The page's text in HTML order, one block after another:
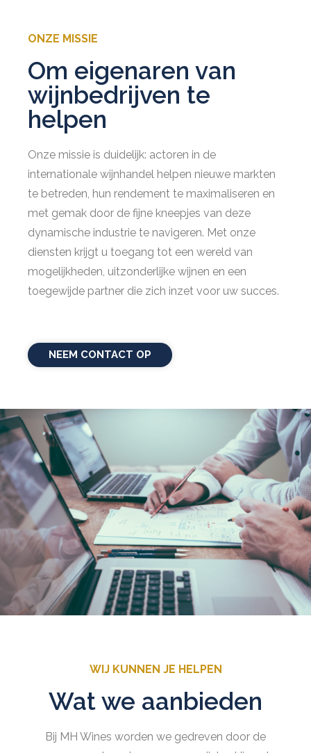
ONZE MISSIE
Om eigenaren van
wijnbedrijven te
helpen
Onze missie is duidelijk: actoren in de
internationale wijnhandel helpen nieuwe markten
te betreden, hun rendement te maximaliseren en
met gemak door de fijne kneepjes van deze
dynamische industrie te navigeren. Met onze
diensten krijgt u toegang tot een wereld van
mogelijkheden, uitzonderlijke wijnen en een
toegewijde partner die zich inzet voor uw succes.
NEEM CONTACT OP
WIJ KUNNEN JE HELPEN
Wat we aanbieden
Bij MH Wines worden we gedreven door de